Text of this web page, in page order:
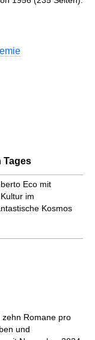
Tages
Eco mit
im
Kosmos
Romane pro
und